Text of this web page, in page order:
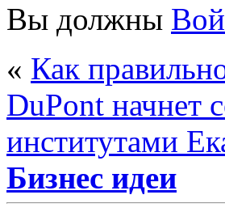
Вы должны
« Как
DuPont начнет
институтами
Бизнес идеи